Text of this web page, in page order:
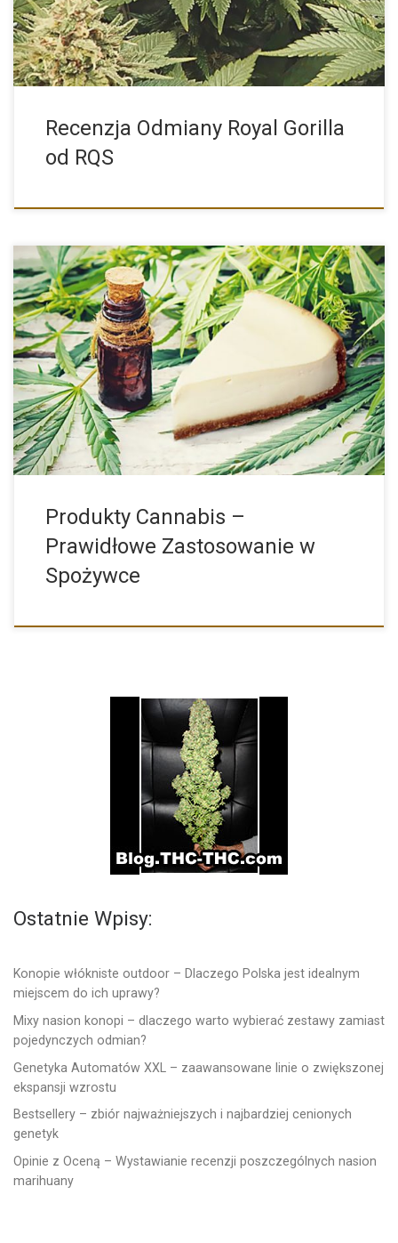
Recenzja Odmiany Royal Gorilla
od RQS
Pożywienie konopne wykorzystywana w spożywce zrobiona jest
z pozyskanych wcześniej […]
Produkty Cannabis –
Prawidłowe Zastosowanie w
Spożywce
Ostatnie Wpisy:
Konopie włókniste outdoor – Dlaczego Polska jest idealnym
miejscem do ich uprawy?
Mixy nasion konopi – dlaczego warto wybierać zestawy zamiast
pojedynczych odmian?
Genetyka Automatów XXL – zaawansowane linie o zwiększonej
ekspansji wzrostu
Bestsellery – zbiór najważniejszych i najbardziej cenionych
genetyk
Opinie z Oceną – Wystawianie recenzji poszczególnych nasion
marihuany